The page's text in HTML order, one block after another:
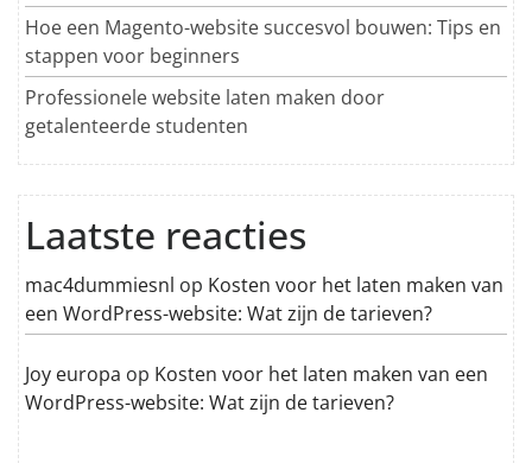
Hoe een Magento-website succesvol bouwen: Tips en
stappen voor beginners
Professionele website laten maken door
getalenteerde studenten
Laatste reacties
mac4dummiesnl op Kosten voor het laten maken van
een WordPress-website: Wat zijn de tarieven?
Joy europa op Kosten voor het laten maken van een
WordPress-website: Wat zijn de tarieven?